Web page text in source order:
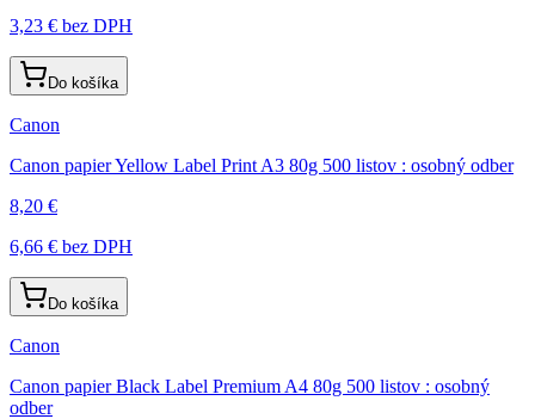
3,23 € bez DPH
Do košíka
Canon
Canon papier Yellow Label Print A3 80g 500 listov : osobný odber
8,20 €
6,66 € bez DPH
Do košíka
Canon
Canon papier Black Label Premium A4 80g 500 listov : osobný
odber